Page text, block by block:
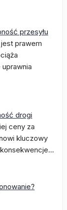
przesyłu
jest prawem
drogi
ceny za
kluczowy